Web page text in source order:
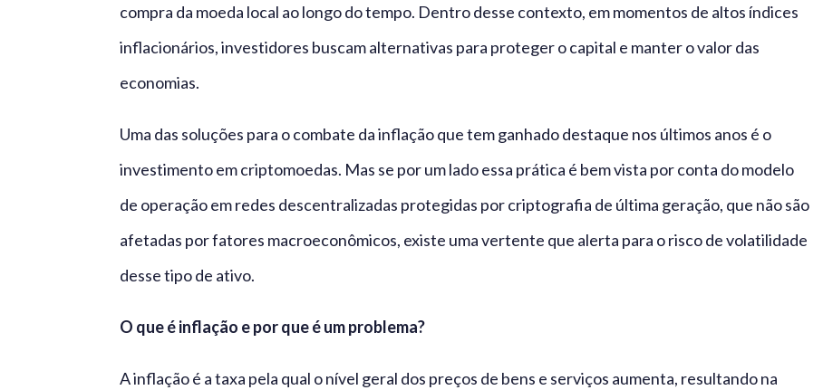
compra da moeda local ao longo do tempo. Dentro desse contexto, em momentos de altos índices
inflacionários, investidores buscam alternativas para proteger o capital e manter o valor das
economias.
Uma das soluções para o combate da inflação que tem ganhado destaque nos últimos anos é o
investimento em criptomoedas. Mas se por um lado essa prática é bem vista por conta do modelo
de operação em redes descentralizadas protegidas por criptografia de última geração, que não são
afetadas por fatores macroeconômicos, existe uma vertente que alerta para o risco de volatilidade
desse tipo de ativo.
O que é inflação e por que é um problema?
A inflação é a taxa pela qual o nível geral dos preços de bens e serviços aumenta, resultando na